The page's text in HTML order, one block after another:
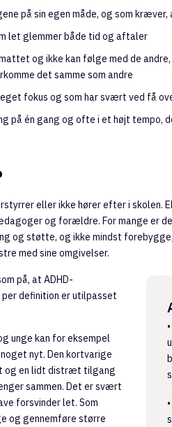
på sin egen måde, og som
let glemmer både tid og aftaler
og ikke kan følge med de
det samme som andre
fokus og som har svært ved få
på én gang og ofte i et højt
eller ikke hører efter i skolen.
og forældre. For mange er
og støtte, og ikke mindst
med sine omgivelser.
på, at ADHD-
per definition er utilpasset
unge kan for eksempel
nyt. Den kortvarige
og en lidt distræt tilgang
sammen. Det er svært
forsvinder let. Som
og gennemføre større